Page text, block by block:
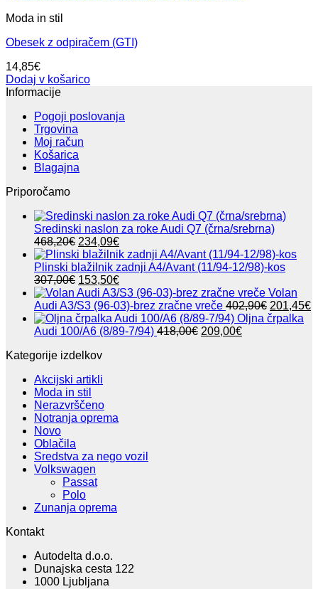
Moda in stil
Obesek z odpiračem (GTI)
14,85€
Dodaj v košarico
Informacije
Pogoji poslovanja
Trgovina
Moj račun
Košarica
Blagajna
Priporočamo
Sredinski naslon za roke Audi Q7 (črna/srebrna)
468,20€ Izvirna
cena
je
bila:
468,20€.
234,09€Trenutna
cena
je:
234,09€.
Plinski blažilnik zadnji A4/Avant (11/94-12/98)-kos
307,00€ Izvirna
cena
je
bila:
307,00€.
153,50€Trenutna
cena
je:
153,50€.
Volan
Audi A3/S3 (96-03)-brez zračne vreče 402,90€ Izvirna
cena
201,45€
Oljna črpalka
Audi 100/A6 (8/89-7/94) 418,00€ Izvirna
209,00€Trenutna
Kategorije izdelkov
Akcijski artikli
Moda in stil
Nerazvrščeno
Notranja oprema
Novo
Oblačila
Sredstva za nego vozil
Volkswagen
Passat
Polo
Zunanja oprema
Kontakt
Autodelta d.o.o.
Dunajska cesta 122
1000 Ljubljana